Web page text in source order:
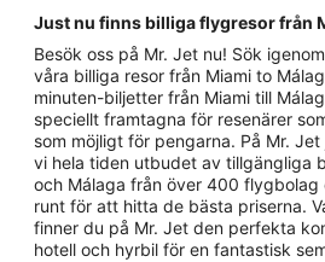
Just nu finns billiga flygresor från
Besök oss på Mr. Jet nu! Sök
våra billiga resor från Miami to
minuten-biljetter från Miami till
speciellt framtagna för resenärer
som möjligt för pengarna. På Mr.
vi hela tiden utbudet av tillgängliga
och Málaga från över 400
runt för att hitta de bästa priserna.
finner du på Mr. Jet den perfekta
hotell och hyrbil för en fantastisk